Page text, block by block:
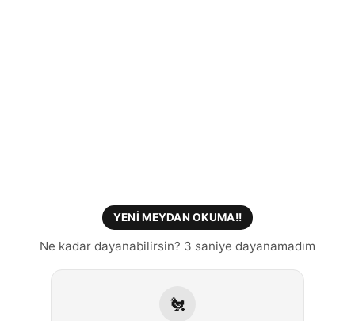
YENİ MEYDAN OKUMA!!
Ne kadar dayanabilirsin? 3 saniye dayanamadım
🐔